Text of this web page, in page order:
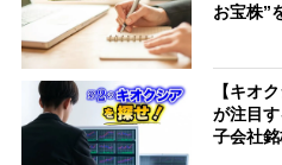
お宝株”
【キオ
が注目
子会社